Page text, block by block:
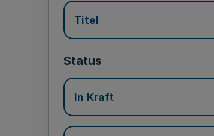
Titel
Status
In Kraft